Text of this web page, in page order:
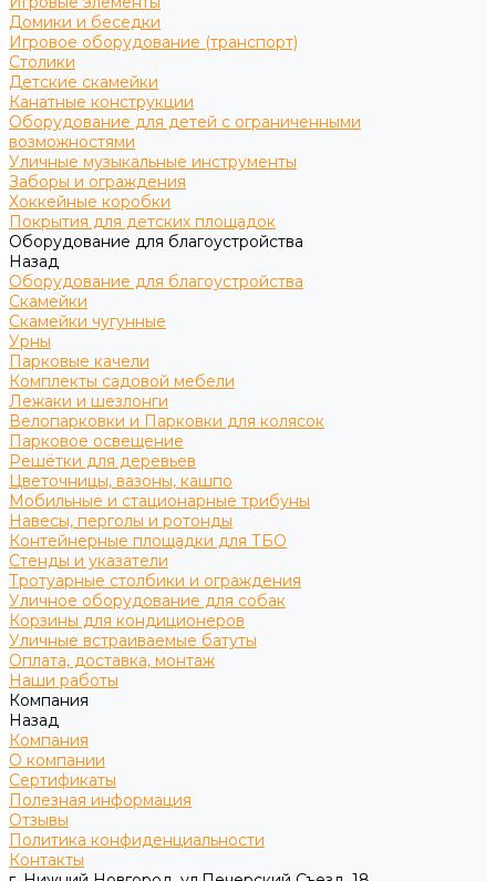
Домики и беседки
Игровое оборудование (транспорт)
Столики
Детские скамейки
Канатные конструкции
Оборудование для детей с ограниченными
возможностями
Уличные музыкальные инструменты
Заборы и ограждения
Хоккейные коробки
Покрытия для детских площадок
Оборудование для благоустройства
Назад
Оборудование для благоустройства
Скамейки
Скамейки чугунные
Урны
Парковые качели
Комплекты садовой мебели
Лежаки и шезлонги
Велопарковки и Парковки для колясок
Парковое освещение
Решётки для деревьев
Цветочницы, вазоны, кашпо
Мобильные и стационарные трибуны
Навесы, перголы и ротонды
Контейнерные площадки для ТБО
Стенды и указатели
Тротуарные столбики и ограждения
Уличное оборудование для собак
Корзины для кондиционеров
Уличные встраиваемые батуты
Оплата, доставка, монтаж
Наши работы
Компания
Назад
Компания
О компании
Сертификаты
Полезная информация
Отзывы
Политика конфиденциальности
Контакты